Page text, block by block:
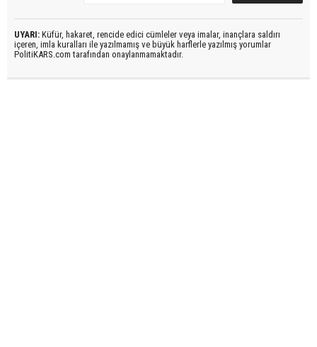
UYARI: Küfür, hakaret, rencide edici cümleler veya imalar, inançlara saldırı
içeren, imla kuralları ile yazılmamış ve büyük harflerle yazılmış yorumlar
PolitiKARS.com tarafından onaylanmamaktadır.